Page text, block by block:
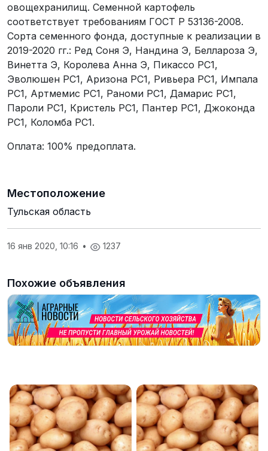
овощехранилищ. Семенной картофель
соответствует требованиям ГОСТ Р 53136-2008.
Сорта семенного фонда, доступные к реализации в
2019-2020 гг.: Ред Соня Э, Нандина Э, Беллароза Э,
Винетта Э, Королева Анна Э, Пикассо РС1,
Эволюшен РС1, Аризона РС1, Ривьера РС1, Импала
РС1, Артмемис РС1, Раноми РС1, Дамарис РС1,
Пароли РС1, Кристель РС1, Пантер РС1, Джоконда
РС1, Коломба РС1.
Оплата: 100% предоплата.
Местоположение
Тульская область
16 янв 2020, 10:16 • 1237
Похожие объявления